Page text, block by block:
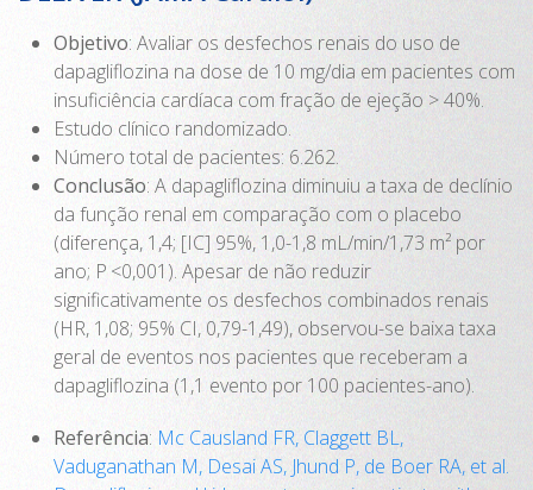
Objetivo: Avaliar os desfechos renais do uso de
dapagliflozina na dose de 10 mg/dia em pacientes com
insuficiência cardíaca com fração de ejeção > 40%.
Estudo clínico randomizado.
Número total de pacientes: 6.262.
Conclusão: A dapagliflozina diminuiu a taxa de declínio
da função renal em comparação com o placebo
(diferença, 1,4; [IC] 95%, 1,0-1,8 mL/min/1,73 m² por
ano; P <0,001). Apesar de não reduzir
significativamente os desfechos combinados renais
(HR, 1,08; 95% CI, 0,79-1,49), observou-se baixa taxa
geral de eventos nos pacientes que receberam a
dapagliflozina (1,1 evento por 100 pacientes-ano).
Referência: Mc Causland FR, Claggett BL,
Vaduganathan M, Desai AS, Jhund P, de Boer RA, et al.